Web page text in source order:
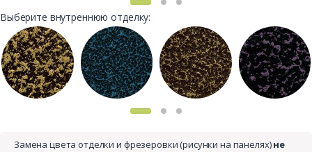
Выберите внутреннюю отделку:
Замена цвета отделки и фрезеровки (рисунки на панелях)не